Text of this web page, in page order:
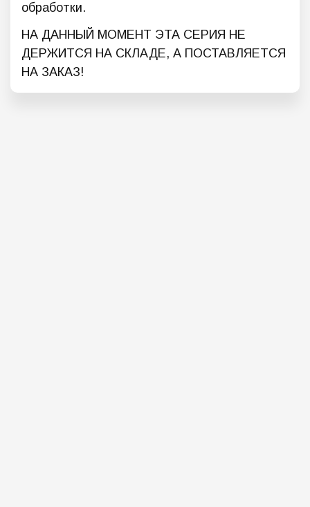
обработки.
НА ДАННЫЙ МОМЕНТ ЭТА СЕРИЯ НЕ
ДЕРЖИТСЯ НА СКЛАДЕ, А ПОСТАВЛЯЕТСЯ
НА ЗАКАЗ!